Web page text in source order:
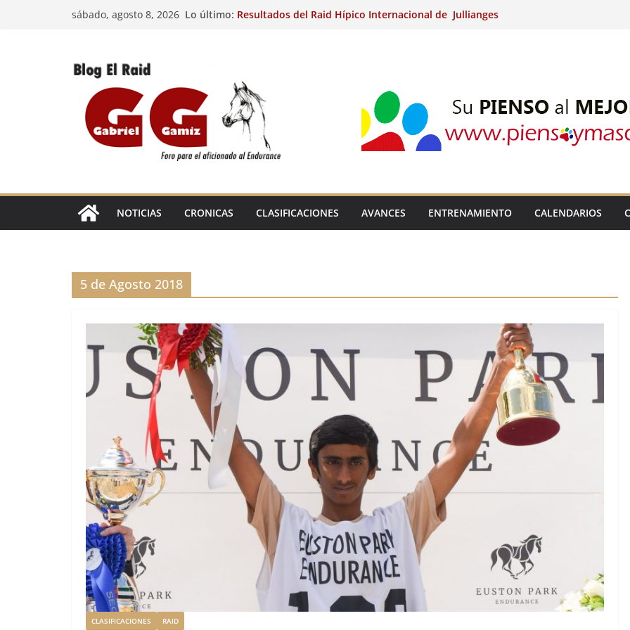
sábado, agosto 8, 2026 Lo último: Resultados del Raid Hípico Internacional de Jullianges
Caballos Jóvenes de Raid.
Raid Hípico Eladina Kung (Badajoz).
EL
NOTICIAS CRONICAS CLASIFICACIONES AVANCES ENTRENAMIENTO CALENDARIOS
5 de Agosto 2018
CLASIFICACIONES RAID